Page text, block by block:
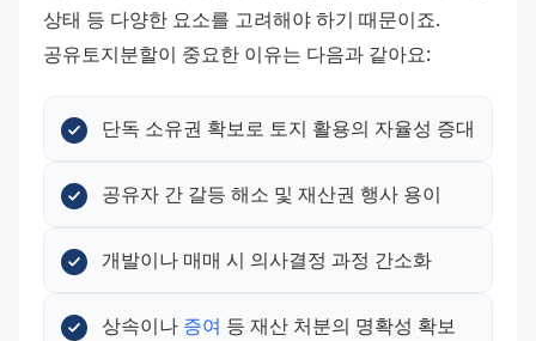
상태 등 다양한 요소를 고려해야 하기 때문이죠.
공유토지분할이 중요한 이유는 다음과 같아요:
단독 소유권 확보로 토지 활용의 자율성 증대
공유자 간 갈등 해소 및 재산권 행사 용이
개발이나 매매 시 의사결정 과정 간소화
상속이나 증여 등 재산 처분의 명확성 확보